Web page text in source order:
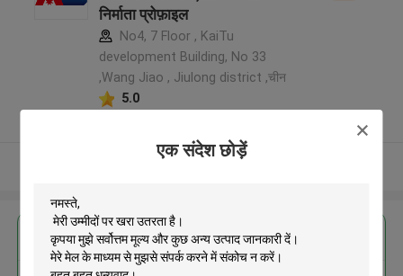
एक संदेश छोड़ें
निर्माता प्रोफ़ाइल
No4, 7 Floor , KaiTu
development Building, No 33
,Wang Jiao , Jiulong district ,चीन
5.0
सबसे उत्तम प्रतिदान प्राप्त करें